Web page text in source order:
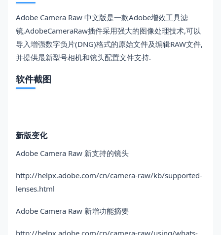
Adobe Camera Raw 中文版是一款Adobe增效工具滤
镜,AdobeCameraRaw插件采用强大的图像处理技术,可以
导入增强数字负片(DNG)格式的原始文件及编辑RAW文件,
并提供最新型号相机和镜头配置文件支持.
软件截图
新版变化
Adobe Camera Raw 新支持的镜头
http://helpx.adobe.com/cn/camera-raw/kb/supported-
lenses.html
Adobe Camera Raw 新增功能摘要
http://helpx.adobe.com/cn/camera-raw/using/whats-